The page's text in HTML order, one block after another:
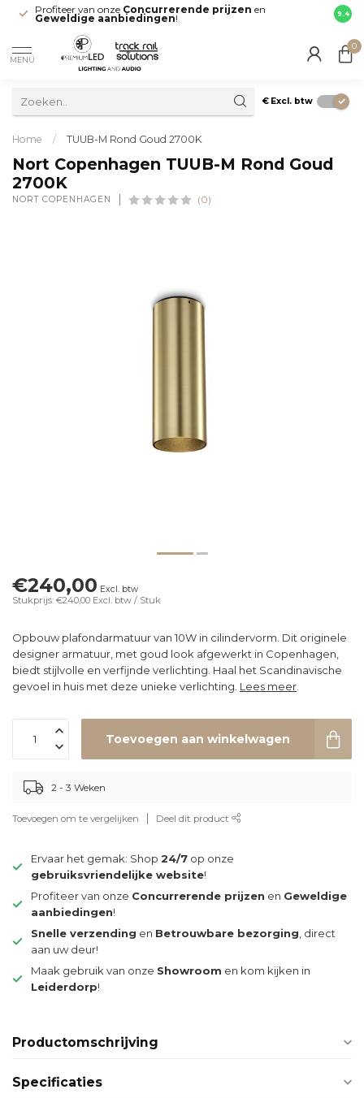
Profiteer van onze Concurrerende prijzen en
Geweldige aanbiedingen! direct
9.4
MENU
0
€ Excl. btw
Home / TUUB-M Rond Goud 2700K
Nort Copenhagen TUUB-M Rond Goud
2700K
NORT COPENHAGEN (0)
€240,00 Excl. btw
Stukprijs: €240,00 Excl. btw / Stuk
Opbouw plafondarmatuur van 10W in cilindervorm. Dit originele
designer armatuur, met goud look afgewerkt in Copenhagen,
biedt stijlvolle en verfijnde verlichting. Haal het Scandinavische
gevoel in huis met deze unieke verlichting. Lees meer
Toevoegen aan winkelwagen
2 - 3 Weken
Toevoegen om te vergelijken Deel dit product
Ervaar het gemak: Shop 24/7 op onze
gebruiksvriendelijke website!
Profiteer van onze Concurrerende prijzen en Geweldige
aanbiedingen!
Snelle verzending en Betrouwbare bezorging , direct
aan uw deur!
Maak gebruik van onze Showroom en kom kijken in
Leiderdorp!
Productomschrijving
Specificaties